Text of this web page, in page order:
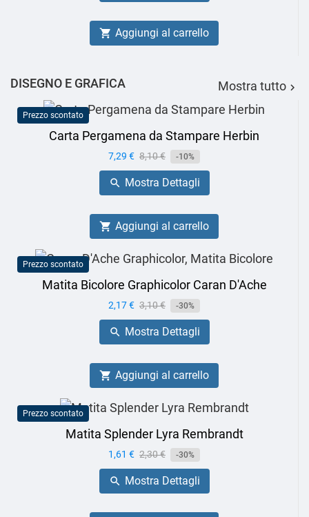
 Aggiungi al carrello
DISEGNO E GRAFICA Mostra tutto 
Prezzo scontato
Carta Pergamena da Stampare Herbin
Prezzo
7,29 € Prezzo
base
8,10 € -10%
 Mostra Dettagli
 Aggiungi al carrello
Prezzo scontato
Matita Bicolore Graphicolor Caran D'Ache
Prezzo
2,17 € Prezzo
base
3,10 € -30%
 Mostra Dettagli
 Aggiungi al carrello
Prezzo scontato
Matita Splender Lyra Rembrandt
Prezzo
1,61 € Prezzo
base
2,30 € -30%
 Mostra Dettagli